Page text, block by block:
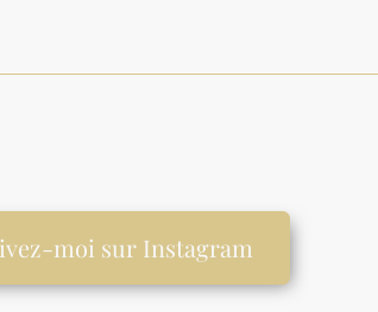
moi sur Instagram